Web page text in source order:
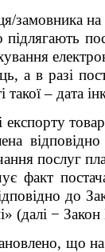
замовника
а в разі
такої ‒ дата
експорту
послуг
факт
(далі −
що на